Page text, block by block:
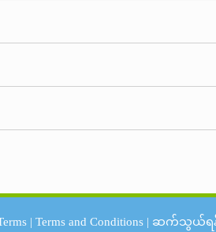
| Terms and Conditions| ဆက်သွယ်ရ